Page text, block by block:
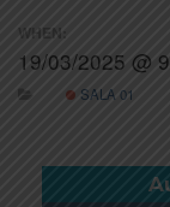
WHEN:
19/03/2025 @
SALA 01